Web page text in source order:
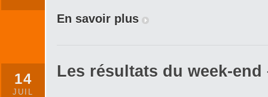
En savoir plus
14
JUIL
Les résultats du week-end